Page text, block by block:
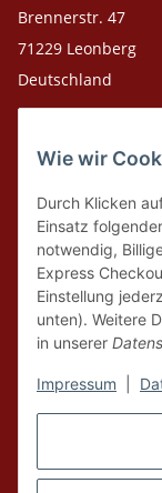
Wie wir
Durch Klicken
Einsatz
notwendig,
Express
Einstellung
unten). Weitere
in unserer
Impressum
Brennerstr. 47
71229 Leonberg
Deutschland
Leosport GmbH
75378 Bad
Tel. Laden 07152-
Tel. Versandlager
* Alle Preise inkl.